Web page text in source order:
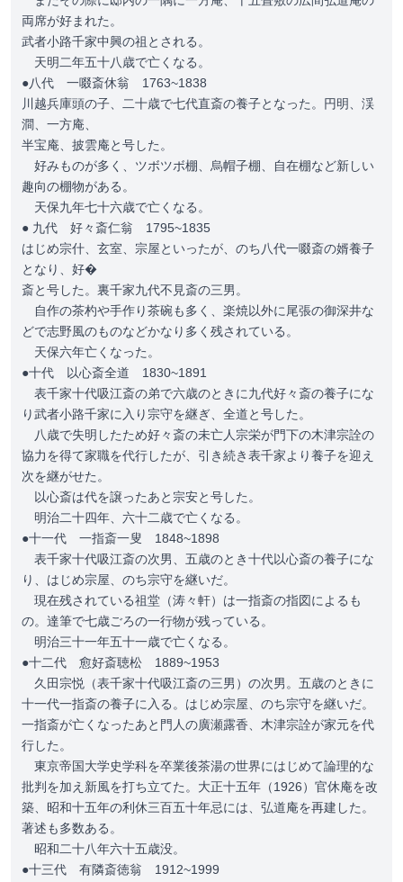
両席が好まれた。
武者小路千家中興の祖とされる。
天明二年五十八歳で亡くなる。
●八代 一啜斎休翁 1763~1838
川越兵庫頭の子、二十歳で七代直斎の養子となった。円明、渓
澗、一方庵、
半宝庵、披雲庵と号した。
好みものが多く、ツボツボ棚、烏帽子棚、自在棚など新しい
趣向の棚物がある。
天保九年七十六歳で亡くなる。
● 九代 好々斎仁翁 1795~1835
はじめ宗什、玄室、宗屋といったが、のち八代一啜斎の婿養子
となり、好�
斎と号した。裏千家九代不見斎の三男。
自作の茶杓や手作り茶碗も多く、楽焼以外に尾張の御深井な
どで志野風のものなどかなり多く残されている。
天保六年亡くなった。
●十代 以心斎全道 1830~1891
表千家十代吸江斎の弟で六歳のときに九代好々斎の養子にな
り武者小路千家に入り宗守を継ぎ、全道と号した。
八歳で失明したため好々斎の未亡人宗栄が門下の木津宗詮の
協力を得て家職を代行したが、引き続き表千家より養子を迎え
次を継がせた。
以心斎は代を譲ったあと宗安と号した。
明治二十四年、六十二歳で亡くなる。
●十一代 一指斎一叟 1848~1898
表千家十代吸江斎の次男、五歳のとき十代以心斎の養子にな
り、はじめ宗屋、のち宗守を継いだ。
現在残されている祖堂（涛々軒）は一指斎の指図によるも
の。達筆で七歳ごろの一行物が残っている。
明治三十一年五十一歳で亡くなる。
●十二代 愈好斎聴松 1889~1953
久田宗悦（表千家十代吸江斎の三男）の次男。五歳のときに
十一代一指斎の養子に入る。はじめ宗屋、のち宗守を継いだ。
一指斎が亡くなったあと門人の廣瀬露香、木津宗詮が家元を代
行した。
東京帝国大学史学科を卒業後茶湯の世界にはじめて論理的な
批判を加え新風を打ち立てた。大正十五年（1926）官休庵を改
築、昭和十五年の利休三百五十年忌には、弘道庵を再建した。
著述も多数ある。
昭和二十八年六十五歳没。
●十三代 有隣斎徳翁 1912~1999